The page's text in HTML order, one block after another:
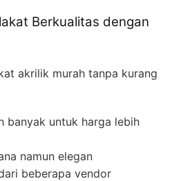
Berkualitas dengan
akrilik murah tanpa kurang
banyak untuk harga lebih
namun elegan
beberapa vendor